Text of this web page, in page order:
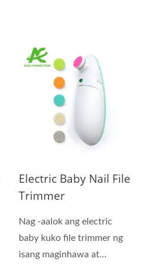
Electric Baby Nail File
Trimmer
Nag -aalok ang electric
baby kuko file trimmer ng
isang maginhawa at